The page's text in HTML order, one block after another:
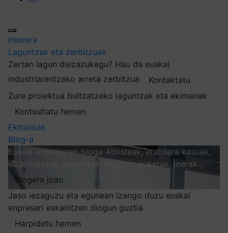
Hasiera
Laguntzak eta zerbitzuak
Zertan lagun diezazukegu? Hau da euskal
industriarentzako arreta zerbitzua
Kontaktatu
Zure proiektua bultzatzeko laguntzak eta ekimenak
Kontsultatu hemen
Ekitaldiak
Blog-a
Euskal enpresaren bloga Albisteak, erabilera kasuak,
elkarrizketak, laguntzak, negozio aukerak, joerak…
Blogera joan
Jaso iezaguzu eta egunean izango duzu euskal
enpresari eskaintzen diogun guztia
Harpidetu hemen